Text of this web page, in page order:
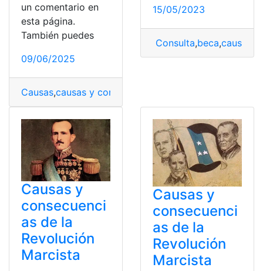
un comentario en
esta página.
También puedes
09/06/2025
Causas,causas y consecuencias
15/05/2023
Consulta,beca,causas y
Causas y
consecuenci
as de la
Revolución
Marcista
Causas y
consecuenci
as de la
Revolución
Marcista